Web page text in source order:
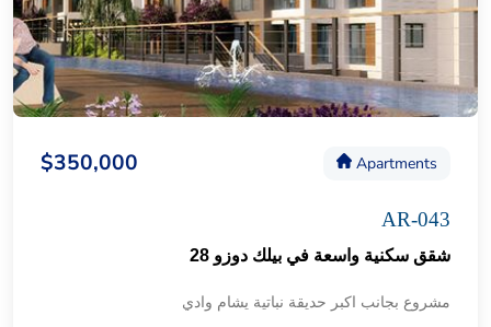
Apartments
$350,000
AR-043
شقق سكنية واسعة في بيلك دوزو 28
مشروع بجانب اكبر حديقة نباتية يشام وادي